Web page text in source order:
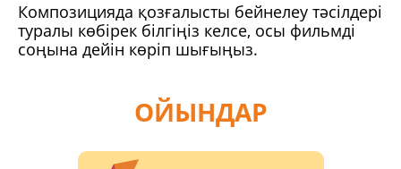
Композицияда қозғалысты бейнелеу тәсілдері
туралы көбірек білгіңіз келсе, осы фильмді
соңына дейін көріп шығыңыз.
ОЙЫНДАР